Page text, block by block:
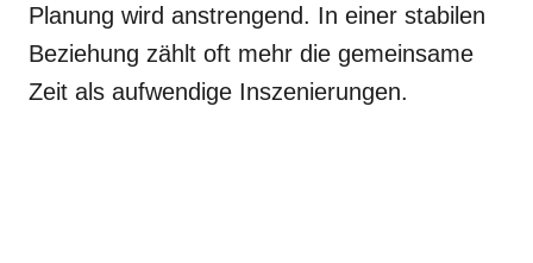
Planung wird anstrengend. In einer stabilen
Beziehung zählt oft mehr die gemeinsame
Zeit als aufwendige Inszenierungen.